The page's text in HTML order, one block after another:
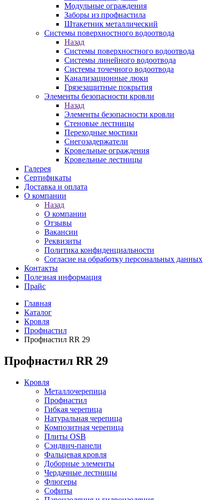
Модульные ограждения
Заборы из профнастила
Штакетник металлический
Системы поверхностного водоотвода
Назад
Системы поверхностного водоотвода
Системы линейного водоотвода
Системы точечного водоотвода
Канализационные люки
Грязезащитные покрытия
Элементы безопасности кровли
Назад
Элементы безопасности кровли
Стеновые лестницы
Переходные мостики
Снегозадержатели
Кровельные ограждения
Кровельные лестницы
Галерея
Сертификаты
Доставка и оплата
О компании
Назад
О компании
Отзывы
Вакансии
Реквизиты
Политика конфиденциальности
Согласие на обработку персональных данных
Контакты
Полезная информация
Прайс
Главная
Каталог
Кровля
Профнастил
Профнастил RR 29
Профнастил RR 29
Кровля
Металлочерепица
Профнастил
Гибкая черепица
Натуральная черепица
Композитная черепица
Плиты OSB
Сэндвич-панели
Фальцевая кровля
Доборные элементы
Чердачные лестницы
Флюгеры
Софиты